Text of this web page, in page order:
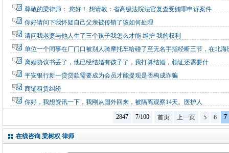
尊敬的梁律师： 您好！ 想请教：省高级法院法官复查受贿罪申诉案件
你好请问下我怀疑自己父亲被传销了该如何处理
请问我老婆与他人生了三个孩子我怎么才能 维护 我的权利
单位一个同事在厂门口被别人骑摩托车给碰了至无名手指经断三节，在北海
离婚协议书丢了，他已经结婚有孩子了，我打算结婚，领证还需要什
平安银行新一贷贷款需要成为会员才能提现是否构成诈骗
商铺租赁纠纷
你好，我想资讯一下，我刚从国外回来，被隔离观察14天。医护人
2847 7/100 首页 上一页 5 6 7
在线咨询 梁树权 律师